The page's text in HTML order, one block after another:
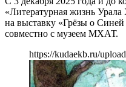
«Литературная жизнь
на выставку «Грёзы о
совместно с музеем МХАТ.
https://kudaekb.ru/